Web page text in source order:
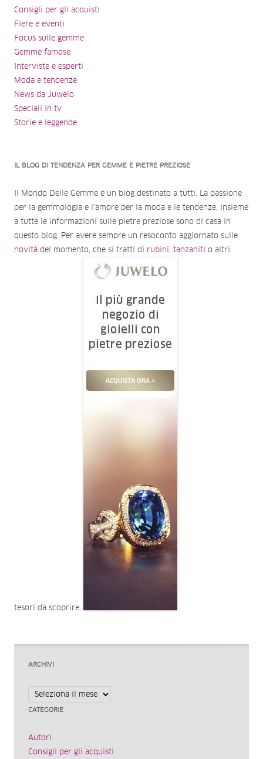
Consigli per gli acquisti
Fiere e eventi
Focus sulle gemme
Gemme famose
Interviste e esperti
Moda e tendenze
News da Juwelo
Speciali in tv
Storie e leggende
IL BLOG DI TENDENZA PER GEMME E PIETRE PREZIOSE
Il Mondo Delle Gemme è un blog destinato a tutti. La passione
per la gemmologia e l'amore per la moda e le tendenze, insieme
a tutte le informazioni sulle pietre preziose sono di casa in
questo blog. Per avere sempre un resoconto aggiornato sulle
novità del momento, che si tratti di rubini, tanzaniti o altri
tesori da scoprire.
ARCHIVI
Archivi
CATEGORIE
Autori
Consigli per gli acquisti